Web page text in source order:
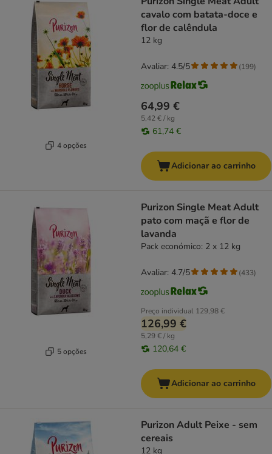
4 opções
cavalo com batata-doce e
flor de calêndula
12 kg
64,99 €
5,42 € / kg
61,74 €
Avaliar: 4.5/5 (199)
Adicionar ao carrinho
5 opções
Purizon Single Meat Adult
pato com maçã e flor de
lavanda
Pack económico: 2 x 12 kg
Preço individual 129,98 €
126,99 €
5,29 € / kg
120,64 €
Avaliar: 4.7/5 (433)
Adicionar ao carrinho
Purizon Adult Peixe - sem
cereais
12 kg